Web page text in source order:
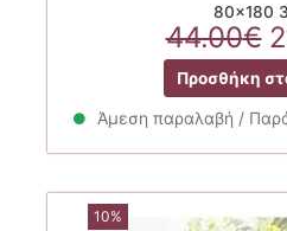
80×180
44.00€
Προσθήκη
Άμεση παραλαβή /
10%